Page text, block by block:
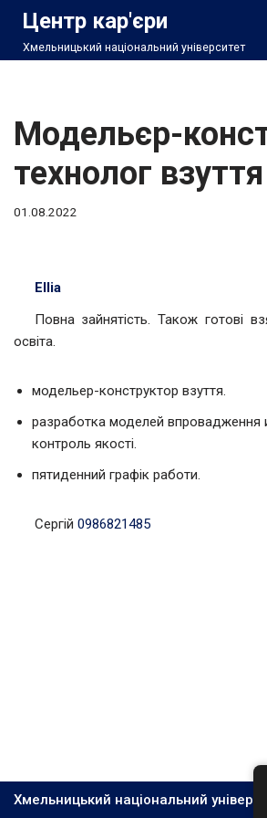
Перейти
Центр кар'єри
Хмельницький національний університет
Модельєр-
технолог взуття
01.08.2022
Ellia
Повна зайнятість. Також готові
освіта.
модельер-конструктор взуття.
разработка моделей впровадження
контроль якості.
пятиденний графік работи.
Сергій 0986821485
Хмельницький національний